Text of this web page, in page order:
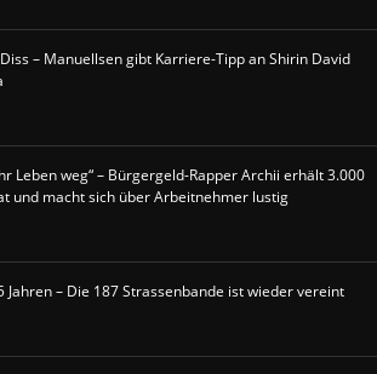
– Manuellsen gibt Karriere-Tipp an Shirin David
Leben weg“ – Bürgergeld-Rapper Archii erhält 3.000
und macht sich über Arbeitnehmer lustig
Jahren – Die 187 Strassenbande ist wieder vereint